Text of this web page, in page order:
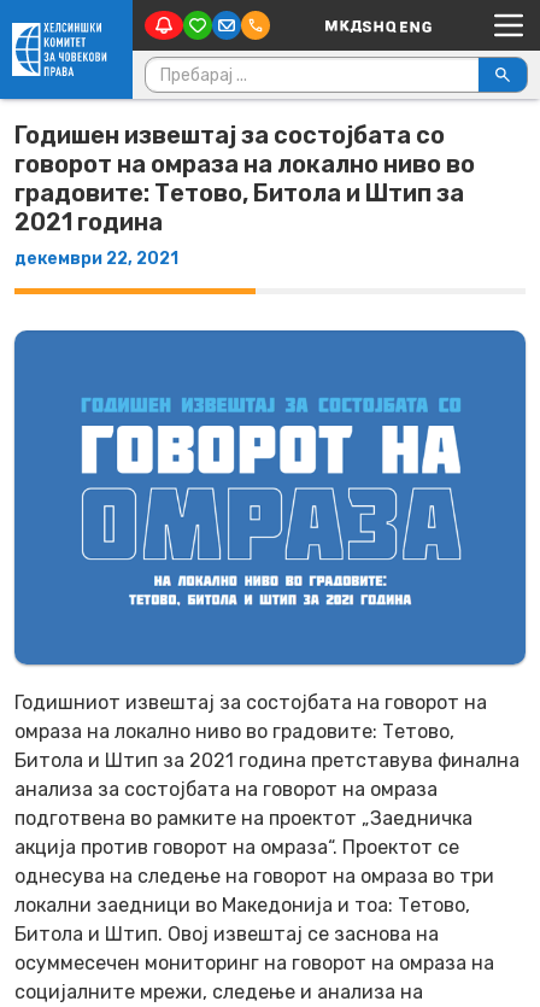
Skip to content Main Navigation
Пребарувај за:
Годишен извештај за состојбата со
говорот на омраза на локално ниво во
градовите: Тетово, Битола и Штип за
2021 година
декември 22, 2021
Годишниот извештај за состојбата на говорот на
омраза на локално ниво во градовите: Тетово,
Битола и Штип за 2021 година претставува финална
анализа за состојбата на говорот на омраза
подготвена во рамките на проектот „Заедничка
акција против говорот на омраза“. Проектот се
однесува на следење на говорот на омраза во три
локални заедници во Македонија и тоа: Тетово,
Битола и Штип. Овој извештај се заснова на
осуммесечен мониторинг на говорот на омраза на
социјалните мрежи, следење и анализа на